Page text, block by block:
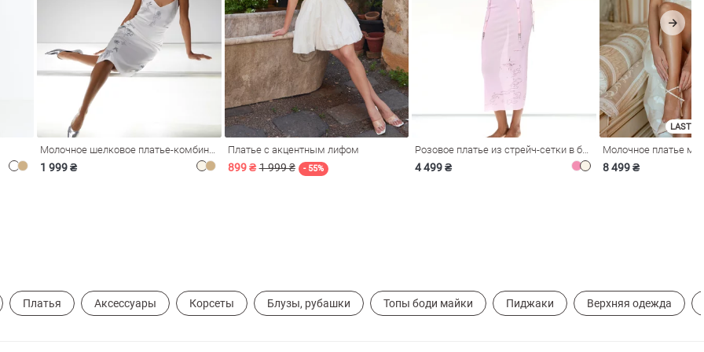
1 999 ₴
Платье с акцентным лифом
899 ₴ 1 999 ₴ - 55% 4 499 ₴
LAST
8 499 ₴
Платья Аксессуары Корсеты Блузы, рубашки Топы боди майки Пиджаки Верхняя одежда